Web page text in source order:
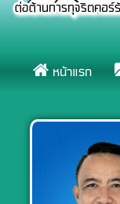
งแสดงสัญลักษณ์หยุด
หน้าแรก